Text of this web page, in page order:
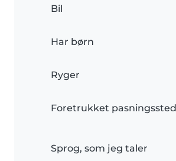
Bil
Har børn
Ryger
Foretrukket pasningssted
Sprog, som jeg taler